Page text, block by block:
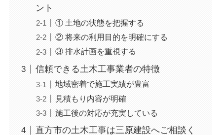
ント
① 土地の状態を把握する
② 将来の利用目的を明確にする
③ 排水計画を重視する
信頼できる土木工事業者の特徴
地域密着で施工実績が豊富
見積もり内容が明確
施工後の対応が充実している
直方市の土木工事は三原建設へご相談く